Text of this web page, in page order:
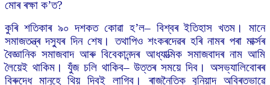
মোৰ ৰক্ষা ক’ত?
কুৰি শতিকাৰ ৯০ দশকত কোৱা হ’ল– বিশ্বৰ ইতিহাস খতম। মানে
সমাজতন্ত্ৰ দস্যুৰ দিন শেষ। তথাপিও শংকৰদেৱৰ হৰি নামৰ পৰা মাৰ্ক্সৰ
বৈজ্ঞানিক সমাজবাদ আৰু বিবেকানন্দৰ আধ্যাত্মিক সমাজবাদৰ নাম আমি
লৈয়েই থাকিম। যুঁজ চলি থাকিব– উত্তৰ সময়ে দিব। অসভ্যালিবোৰৰ
বিৰুদ্ধে মানুহে থিয় দিবই লাগিব। ৰাজনৈতিক বুনিয়াদ অবিৰতভাৱে